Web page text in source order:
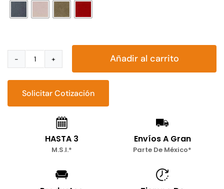
Love
Lounge
Cassual
cantidad
Añadir al carrito
Solicitar Cotización
HASTA 3
M.S.I.*
Envíos A Gran
Parte De México*